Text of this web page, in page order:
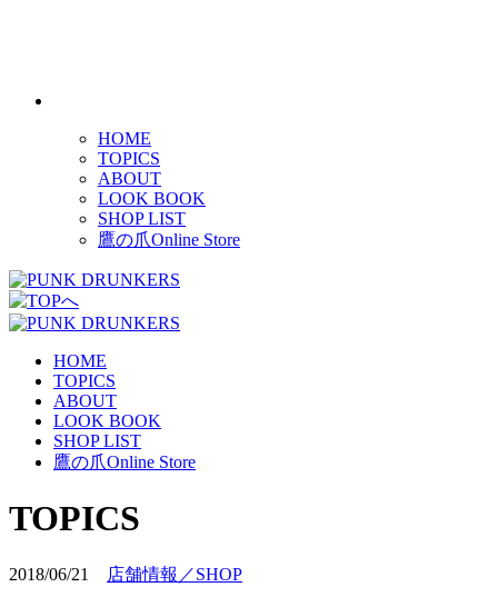
HOME
TOPICS
ABOUT
LOOK BOOK
SHOP LIST
鷹の爪Online Store
HOME
TOPICS
ABOUT
LOOK BOOK
SHOP LIST
鷹の爪Online Store
TOPICS
2018/06/21 店舗情報／SHOP